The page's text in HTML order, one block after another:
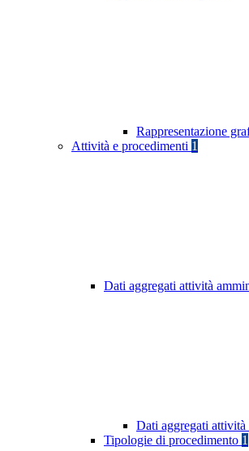
Rappresentazione
Attività e procedimenti 1
Dati aggregati attività
Dati aggregati attività
Tipologie di procedimento 1